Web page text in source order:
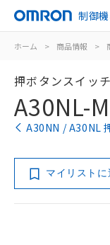
制御
ホーム > 商品情報 >
押ボタンスイッチ
A30NL-
A30NN / A30NL
マイリストに